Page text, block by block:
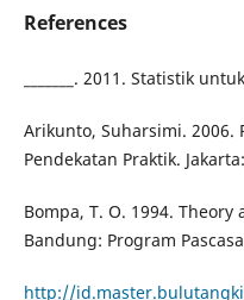
References
_______. 2011. Statistik
Arikunto, Suharsimi. 2006.
Pendekatan Praktik.
Bompa, T. O. 1994.
Bandung: Program
http://